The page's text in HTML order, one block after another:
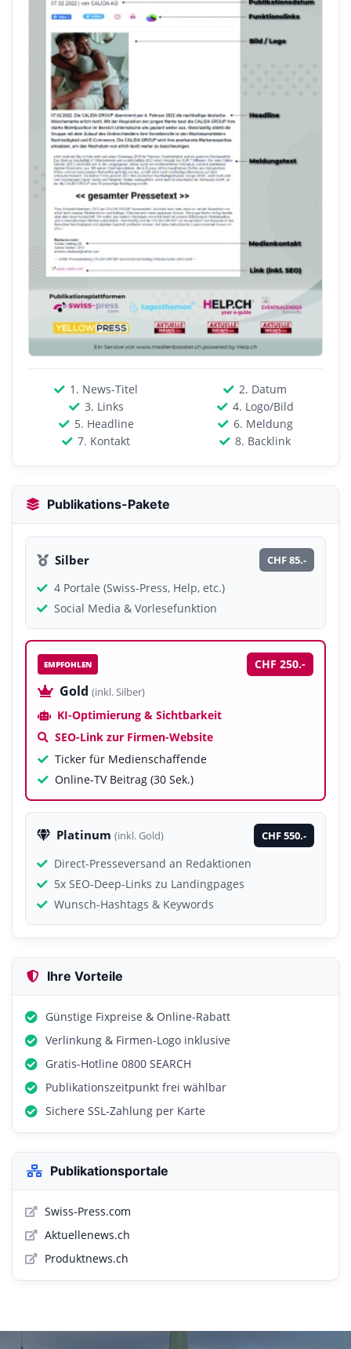
1. News-Titel
2. Datum
3. Links
4. Logo/Bild
5. Headline
6. Meldung
7. Kontakt
8. Backlink
Publikations-Pakete
Silber CHF 85.-
4 Portale (Swiss-Press, Help, etc.)
Social Media & Vorlesefunktion
EMPFOHLEN CHF 250.-
Gold (inkl. Silber)
KI-Optimierung & Sichtbarkeit
SEO-Link zur Firmen-Website
Ticker für Medienschaffende
Online-TV Beitrag (30 Sek.)
Platinum (inkl. Gold) CHF 550.-
Direct-Presseversand an Redaktionen
5x SEO-Deep-Links zu Landingpages
Wunsch-Hashtags & Keywords
Ihre Vorteile
Günstige Fixpreise & Online-Rabatt
Verlinkung & Firmen-Logo inklusive
Gratis-Hotline 0800 SEARCH
Publikationszeitpunkt frei wählbar
Sichere SSL-Zahlung per Karte
Publikationsportale
Swiss-Press.com
Aktuellenews.ch
Produktnews.ch